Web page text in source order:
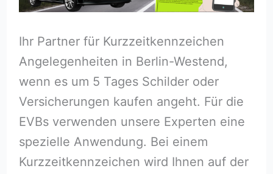
Ihr Partner für Kurzzeitkennzeichen
Angelegenheiten in Berlin-Westend,
wenn es um 5 Tages Schilder oder
Versicherungen kaufen angeht. Für die
EVBs verwenden unsere Experten eine
spezielle Anwendung. Bei einem
Kurzzeitkennzeichen wird Ihnen auf der